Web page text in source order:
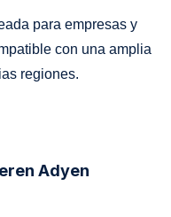
para empresas y
con una amplia
regiones.
Adyen